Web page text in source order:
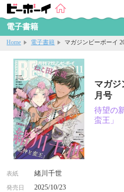
電子書籍
Home 電子書籍 マガジンビーボーイ
マガジ
月号
待望の
蛮王」
表紙 緒川千世
発売日 2025/10/23